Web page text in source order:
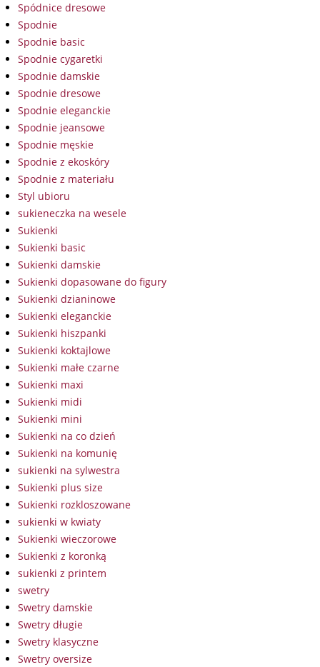
Spódnice dresowe
Spodnie
Spodnie basic
Spodnie cygaretki
Spodnie damskie
Spodnie dresowe
Spodnie eleganckie
Spodnie jeansowe
Spodnie męskie
Spodnie z ekoskóry
Spodnie z materiału
Styl ubioru
sukieneczka na wesele
Sukienki
Sukienki basic
Sukienki damskie
Sukienki dopasowane do figury
Sukienki dzianinowe
Sukienki eleganckie
Sukienki hiszpanki
Sukienki koktajlowe
Sukienki małe czarne
Sukienki maxi
Sukienki midi
Sukienki mini
Sukienki na co dzień
Sukienki na komunię
sukienki na sylwestra
Sukienki plus size
Sukienki rozkloszowane
sukienki w kwiaty
Sukienki wieczorowe
Sukienki z koronką
sukienki z printem
swetry
Swetry damskie
Swetry długie
Swetry klasyczne
Swetry oversize